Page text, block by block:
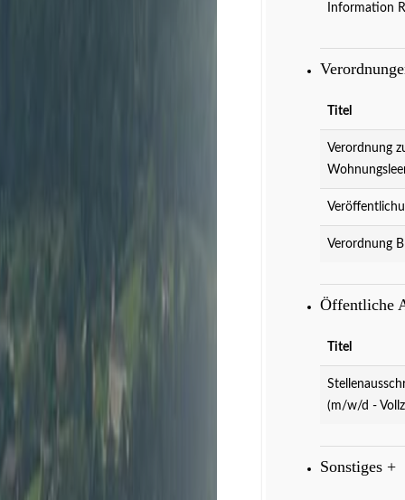
Information
Titel
Verordnung
Verordnung
Öffentliche
Titel
(m/w/d -
Sonstiges +